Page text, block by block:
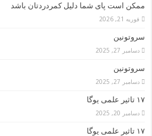
ممکن است پای شما دلیل کمردردتان باشد
فوریه 21, 2026
سروتونین
دسامبر 27, 2025
سروتونین
دسامبر 27, 2025
۱۷ تاثیر علمی یوگا
دسامبر 20, 2025
۱۷ تاثیر علمی یوگا